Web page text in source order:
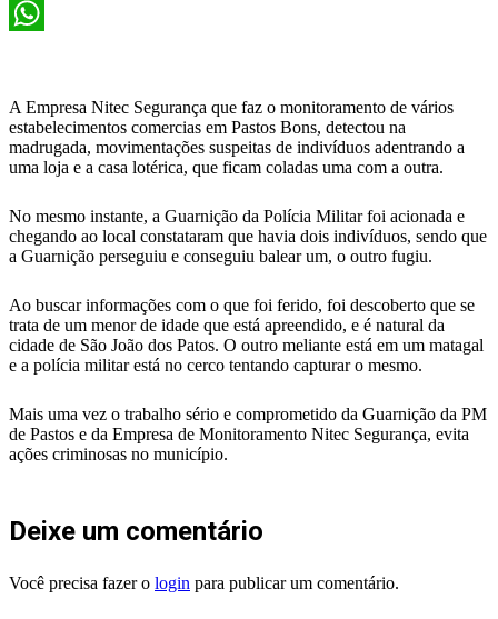
X
A Empresa Nitec Segurança que faz o monitoramento de vários
estabelecimentos comercias em Pastos Bons, detectou na
madrugada, movimentações suspeitas de indivíduos adentrando a
uma loja e a casa lotérica, que ficam coladas uma com a outra.
No mesmo instante, a Guarnição da Polícia Militar foi acionada e
chegando ao local constataram que havia dois indivíduos, sendo que
a Guarnição perseguiu e conseguiu balear um, o outro fugiu.
Ao buscar informações com o que foi ferido, foi descoberto que se
trata de um menor de idade que está apreendido, e é natural da
cidade de São João dos Patos. O outro meliante está em um matagal
e a polícia militar está no cerco tentando capturar o mesmo.
Mais uma vez o trabalho sério e comprometido da Guarnição da PM
de Pastos e da Empresa de Monitoramento Nitec Segurança, evita
ações criminosas no município.
Deixe um comentário
Você precisa fazer o login para publicar um comentário.